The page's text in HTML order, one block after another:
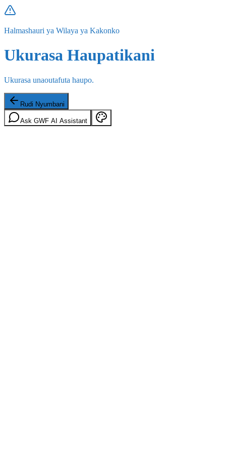
Halmashauri ya Wilaya ya Kakonko
Ukurasa Haupatikani
Ukurasa unaoutafuta haupo.
Rudi Nyumbani
Ask GWF AI Assistant